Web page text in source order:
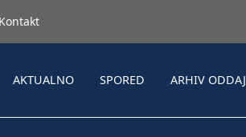
Kontakt
AKTUALNO SPORED ARHIV ODDAJ